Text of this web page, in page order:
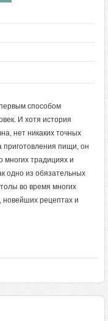
способом
И хотя история
нет никаких точных
приготовления пищи, он
многих традициях и
одно из обязательных
во время многих
новейших рецептах и